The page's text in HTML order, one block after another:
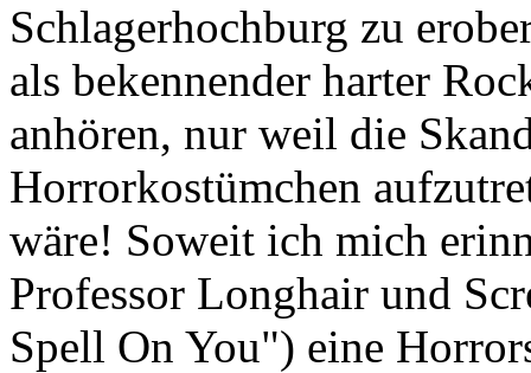
Schlagerhochburg zu
als bekennender harter
anhören, nur weil die
Horrorkostümchen
wäre! Soweit ich mich
Professor Longhair und
Spell On You") eine